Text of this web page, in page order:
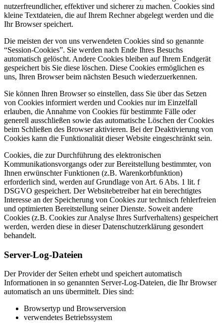
nutzerfreundlicher, effektiver und sicherer zu machen. Cookies sind
kleine Textdateien, die auf Ihrem Rechner abgelegt werden und die
Ihr Browser speichert.
Die meisten der von uns verwendeten Cookies sind so genannte
“Session-Cookies”. Sie werden nach Ende Ihres Besuchs
automatisch gelöscht. Andere Cookies bleiben auf Ihrem Endgerät
gespeichert bis Sie diese löschen. Diese Cookies ermöglichen es
uns, Ihren Browser beim nächsten Besuch wiederzuerkennen.
Sie können Ihren Browser so einstellen, dass Sie über das Setzen
von Cookies informiert werden und Cookies nur im Einzelfall
erlauben, die Annahme von Cookies für bestimmte Fälle oder
generell ausschließen sowie das automatische Löschen der Cookies
beim Schließen des Browser aktivieren. Bei der Deaktivierung von
Cookies kann die Funktionalität dieser Website eingeschränkt sein.
Cookies, die zur Durchführung des elektronischen
Kommunikationsvorgangs oder zur Bereitstellung bestimmter, von
Ihnen erwünschter Funktionen (z.B. Warenkorbfunktion)
erforderlich sind, werden auf Grundlage von Art. 6 Abs. 1 lit. f
DSGVO gespeichert. Der Websitebetreiber hat ein berechtigtes
Interesse an der Speicherung von Cookies zur technisch fehlerfreien
und optimierten Bereitstellung seiner Dienste. Soweit andere
Cookies (z.B. Cookies zur Analyse Ihres Surfverhaltens) gespeichert
werden, werden diese in dieser Datenschutzerklärung gesondert
behandelt.
Server-Log-Dateien
Der Provider der Seiten erhebt und speichert automatisch
Informationen in so genannten Server-Log-Dateien, die Ihr Browser
automatisch an uns übermittelt. Dies sind:
Browsertyp und Browserversion
verwendetes Betriebssystem